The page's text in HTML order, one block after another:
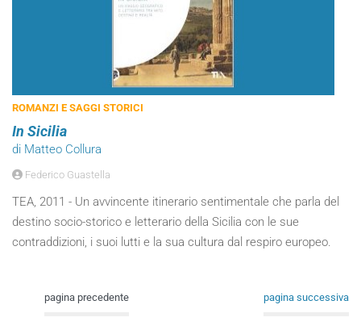
ROMANZI E SAGGI STORICI
In Sicilia
di Matteo Collura
Federico Guastella
TEA, 2011 - Un avvincente itinerario sentimentale che parla del
destino socio-storico e letterario della Sicilia con le sue
contraddizioni, i suoi lutti e la sua cultura dal respiro europeo.
pagina precedente pagina successiva